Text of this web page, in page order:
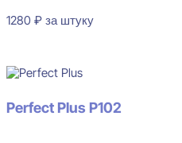
1280 ₽ за штуку
Perfect Plus P102